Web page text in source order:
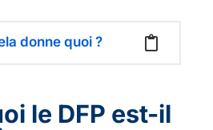
donne quoi ?
le DFP est-il